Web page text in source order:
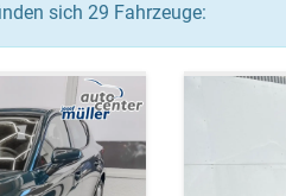
sich 29 Fahrzeuge: